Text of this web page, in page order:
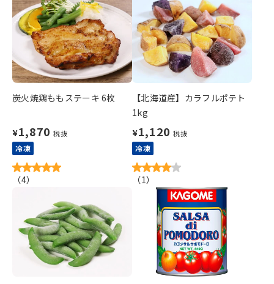
炭火焼鶏ももステーキ 6枚
¥1,870 税抜
冷凍
（4）
【北海道産】カラフルポテト
1kg
¥1,120 税抜
冷凍
（1）